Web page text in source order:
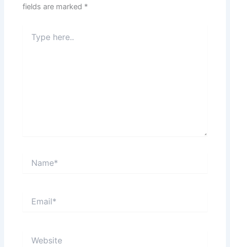
fields are marked *
here..